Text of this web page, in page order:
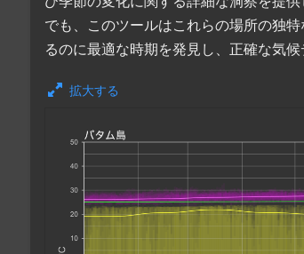
でも、このツールはこれらの場所の独
るのに最適な時期を発見し、正確な気
拡大する